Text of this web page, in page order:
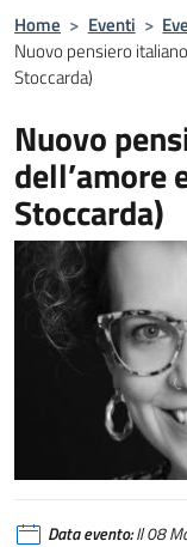
Home > Eventi >
Nuovo pensiero
Stoccarda)
Nuovo
dell’amore
Stoccarda)
Data evento:Il 08